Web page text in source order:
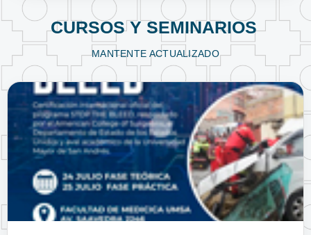
CURSOS Y SEMINARIOS
MANTENTE ACTUALIZADO